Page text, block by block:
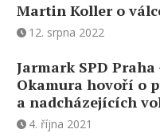
Martin Koller o
12. srpna 2022
Jarmark SPD Praha
Okamura hovoří o
a nadcházejících
4. října 2021